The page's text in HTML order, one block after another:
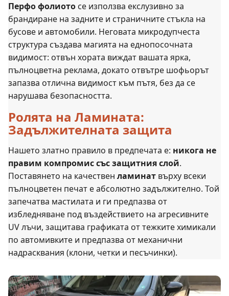
Перфо фолиото се използва екслузивно за
брандиране на задните и страничните стъкла на
бусове и автомобили. Неговата микродупчеста
структура създава магията на еднопосочната
видимост: отвън хората виждат вашата ярка,
пълноцветна реклама, докато отвътре шофьорът
запазва отлична видимост към пътя, без да се
нарушава безопасността.
Ролята на Ламината:
Задължителната защита
Нашето златно правило в предпечата е: никога не
правим компромис със защитния слой.
Поставянето на качествен ламинат върху всеки
пълноцветен печат е абсолютно задължително. Той
запечатва мастилата и ги предпазва от
избледняване под въздействието на агресивните
UV лъчи, защитава графиката от тежките химикали
по автомивките и предпазва от механични
надрасквания (клони, четки и песъчинки).